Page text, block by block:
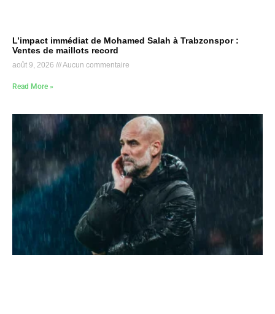
L’impact immédiat de Mohamed Salah à Trabzonspor :
Ventes de maillots record
août 9, 2026 Aucun commentaire
Read More »